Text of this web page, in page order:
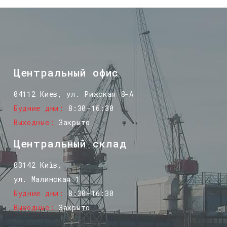
Центральный офис
04112 Киев, ул. Рижская 8-А
Будние дни
8:30–16:30
Выходные
Закрыто
Центральный склад
03142 Київ,
ул. Малинская 1
Будние дни
8:30–16:30
Выходные
Закрыто